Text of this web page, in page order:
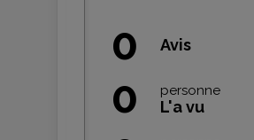
0 Avis
0 personne
L'a vu